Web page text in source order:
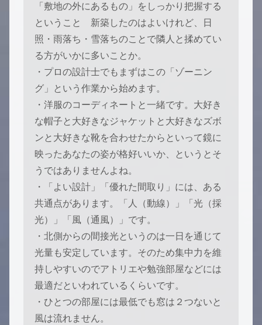
「敷地の外にあるもの」をしっかり把握する
ということ 新築したのはよいけれど、日
照・雨落ち・雪落ちのことで隣人と揉めてい
る方がいかに多いことか。
・プロの設計士でもまずはこの「ゾーニン
グ」という作業から始めます。
・洋服のコーディネートと一緒です。大好き
な帽子と大好きなジャケットと大好きなズボ
ンと大好きな靴を合わせたからといって鏡に
映ったあなたの姿が格好いいか、というとそ
うではありませんよね。
・「よい設計」「優れた間取り」には、ある
共通点があります。「人（動線）」「光（採
光）」「風（通風）」です。
・北側からの間接光というのは一日を通じて
光量も安定しています。そのため集中力を維
持しやすいのでアトリエや勉強部屋などには
最適だといわれているくらいです。
・ひとつの部屋には最低でも窓は２つないと
風は流れません。